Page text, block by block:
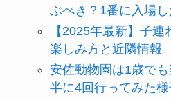
ぶべき？1番に入場
【2025年最新】子
楽しみ方と近隣情報
安佐動物園は1歳で
半に4回行ってみた様